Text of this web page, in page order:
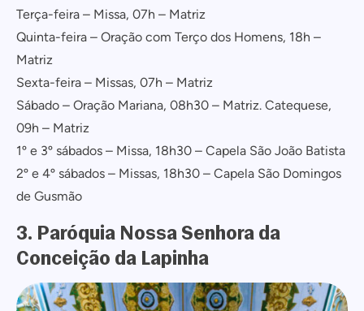
Terça-feira – Missa, 07h – Matriz
Quinta-feira – Oração com Terço dos Homens, 18h –
Matriz
Sexta-feira – Missas, 07h – Matriz
Sábado – Oração Mariana, 08h30 – Matriz. Catequese,
09h – Matriz
1º e 3º sábados – Missa, 18h30 – Capela São João Batista
2º e 4º sábados – Missas, 18h30 – Capela São Domingos
de Gusmão
3. Paróquia Nossa Senhora da
Conceição da Lapinha